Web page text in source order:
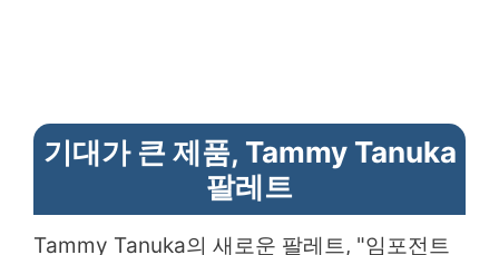
기대가 큰 제품, Tammy Tanuka
팔레트
Tammy Tanuka의 새로운 팔레트, "임포전트